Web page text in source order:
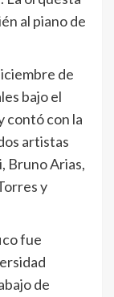
al piano de
de
bajo el
contó con la
artistas
Bruno Arias,
y
fue
de